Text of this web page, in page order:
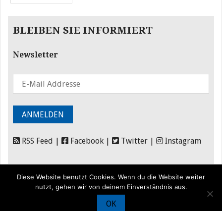
BLEIBEN SIE INFORMIERT
Newsletter
RSS Feed Facebook Twitter Instagram
Förderung|
Diese Website benutzt Cookies. Wenn du die Website weiter
nutzt, gehen wir von deinem Einverständnis aus.
OK